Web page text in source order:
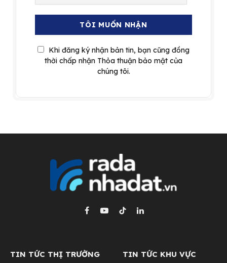
Khi đăng ký nhận bản tin, bạn cũng đồng
thời chấp nhận Thỏa thuận bảo mật của
chúng tôi.
Facebook
YouTubeTikTokLinkedIn
TIN TỨC THỊ TRƯỜNG TIN TỨC KHU VỰC